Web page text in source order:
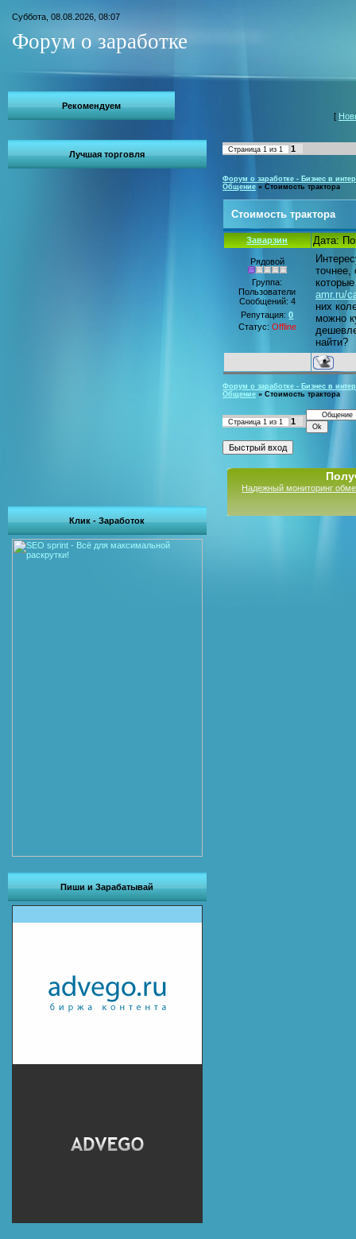
Суббота, 08.08.2026, 08:07
Форум о заработке
Рекомендуем
Лучшая торговля
Клик - Заработок
Пиши и Зарабатывай
[
Страница 1 из 1 1
Форум о заработке - Бизнес в
Общение » Стоимость трактора
Стоимость трактора
Заварзин Дата:
Рядовой
Группа:
Пользователи
Сообщений: 4
Репутация:0
Статус: Offline
точнее,
amr.ru/
них
можно
найти?
Форум о заработке - Бизнес в
Общение » Стоимость трактора
Страница 1 из 1 1
Надежный мониторинг